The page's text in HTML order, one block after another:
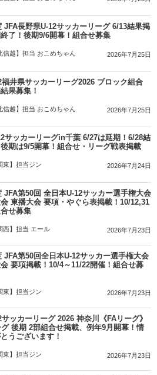
JFA長野県U-12サッカーリーグ 6/13結果掲
了！後期9/6開幕！組合せ募集
信越】担当 おこめちゃん 2026年7月25日
福井県サッカーリーグ2026 ブロック組合
果募集！
信越】担当 おこめちゃん 2026年7月25日
サッカーリーグin千葉 6/27は延期！6/28結
期は9/5開幕！組合せ・リーグ戦表掲載
東】担当ジン 2026年7月24日
JFA第50回 全日本U-12サッカー選手権大会
東播大会 要項・やぐら表掲載！10/12,31
せ募集
西】担当 エール 2026年7月23日
JFA第50回全日本U-12サッカー選手権大会
要項掲載！10/4～11/22開催！組合せ募
東】担当ジン 2026年7月23日
ッカーリーグ 2026 神奈川《FAリーグ》
後期 2部組合せ掲載、例年9月開幕！情
うございます！
東】担当ジン 2026年7月23日